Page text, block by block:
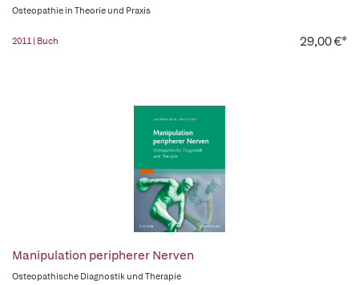
Osteopathie in Theorie und Praxis
2011 | Buch 29,00 €*
Manipulation peripherer Nerven
Osteopathische Diagnostik und Therapie